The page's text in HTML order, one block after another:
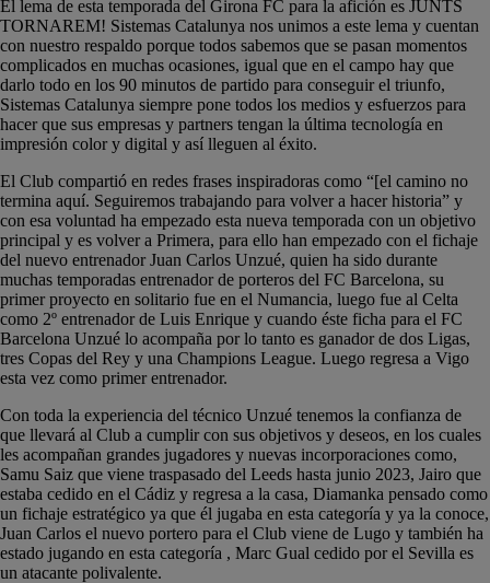
El lema de esta temporada del Girona FC para la afición es JUNTS
TORNAREM! Sistemas Catalunya nos unimos a este lema y cuentan
con nuestro respaldo porque todos sabemos que se pasan momentos
complicados en muchas ocasiones, igual que en el campo hay que
darlo todo en los 90 minutos de partido para conseguir el triunfo,
Sistemas Catalunya siempre pone todos los medios y esfuerzos para
hacer que sus empresas y partners tengan la última tecnología en
impresión color y digital y así lleguen al éxito.
El Club compartió en redes frases inspiradoras como “[el camino no
termina aquí. Seguiremos trabajando para volver a hacer historia” y
con esa voluntad ha empezado esta nueva temporada con un objetivo
principal y es volver a Primera, para ello han empezado con el fichaje
del nuevo entrenador Juan Carlos Unzué, quien ha sido durante
muchas temporadas entrenador de porteros del FC Barcelona, su
primer proyecto en solitario fue en el Numancia, luego fue al Celta
como 2º entrenador de Luis Enrique y cuando éste ficha para el FC
Barcelona Unzué lo acompaña por lo tanto es ganador de dos Ligas,
tres Copas del Rey y una Champions League. Luego regresa a Vigo
esta vez como primer entrenador.
Con toda la experiencia del técnico Unzué tenemos la confianza de
que llevará al Club a cumplir con sus objetivos y deseos, en los cuales
les acompañan grandes jugadores y nuevas incorporaciones como,
Samu Saiz que viene traspasado del Leeds hasta junio 2023, Jairo que
estaba cedido en el Cádiz y regresa a la casa, Diamanka pensado como
un fichaje estratégico ya que él jugaba en esta categoría y ya la conoce,
Juan Carlos el nuevo portero para el Club viene de Lugo y también ha
estado jugando en esta categoría , Marc Gual cedido por el Sevilla es
un atacante polivalente.